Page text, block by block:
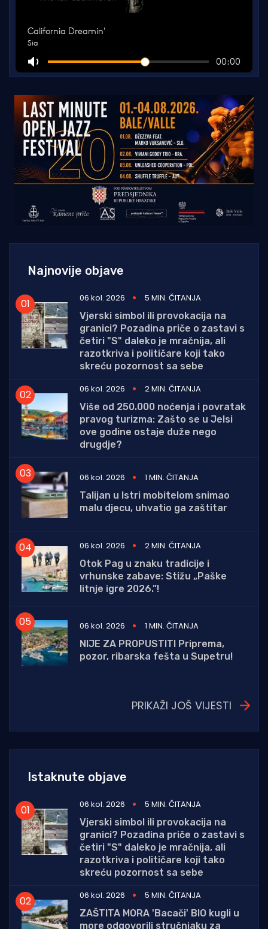
Najnovije objave
06 kol. 2026
5 MIN. ČITANJA
Vjerski simbol ili provokacija na
granici? Pozadina priče o zastavi s
četiri "S" daleko je mračnija, ali
razotkriva i političare koji tako
skreću pozornost sa sebe
06 kol. 2026
2 MIN. ČITANJA
Više od 250.000 noćenja i povratak
pravog turizma: Zašto se u Jelsi
ove godine ostaje duže nego
drugdje?
06 kol. 2026
1 MIN. ČITANJA
Talijan u Istri mobitelom snimao
malu djecu, uhvatio ga zaštitar
06 kol. 2026
2 MIN. ČITANJA
Otok Pag u znaku tradicije i
vrhunske zabave: Stižu „Paške
litnje igre 2026.”!
06 kol. 2026
1 MIN. ČITANJA
NIJE ZA PROPUSTITI Priprema,
pozor, ribarska fešta u Supetru!
PRIKAŽI JOŠ VIJESTI
Istaknute objave
06 kol. 2026
5 MIN. ČITANJA
Vjerski simbol ili provokacija na
granici? Pozadina priče o zastavi s
četiri "S" daleko je mračnija, ali
razotkriva i političare koji tako
skreću pozornost sa sebe
06 kol. 2026
5 MIN. ČITANJA
ZAŠTITA MORA 'Bacači' BIO kugli u
more odgovorili stručnjaku za